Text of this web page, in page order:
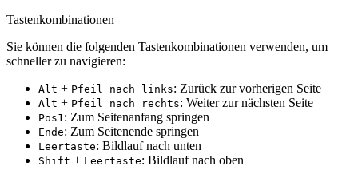
Tastenkombinationen
Sie können die folgenden Tastenkombinationen verwenden, um
schneller zu navigieren:
Alt + Pfeil nach links: Zurück zur vorherigen Seite
Alt + Pfeil nach rechts: Weiter zur nächsten Seite
Pos1: Zum Seitenanfang springen
Ende: Zum Seitenende springen
Leertaste: Bildlauf nach unten
Shift + Leertaste: Bildlauf nach oben